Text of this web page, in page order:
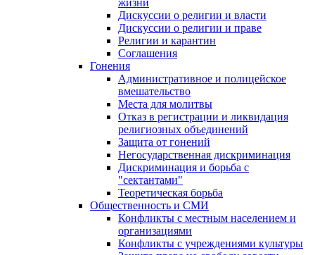
жизни
Дискуссии о религии и власти
Дискуссии о религии и праве
Религии и карантин
Соглашения
Гонения
Административное и полицейское
вмешательство
Места для молитвы
Отказ в регистрации и ликвидация
религиозных объединений
Защита от гонений
Негосударственная дискриминация
Дискриминация и борьба с
"сектантами"
Теоретическая борьба
Общественность и СМИ
Конфликты с местным населением и
организациями
Конфликты с учреждениями культуры